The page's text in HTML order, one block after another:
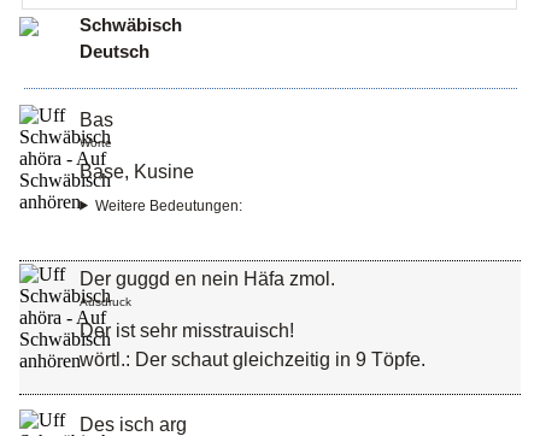
Schwäbisch
Deutsch
Bas
Worte
Base, Kusine
Weitere Bedeutungen:
Der guggd en nein Häfa zmol.
Ausdruck
Der ist sehr misstrauisch!
wörtl.: Der schaut gleichzeitig in 9 Töpfe.
Des isch arg